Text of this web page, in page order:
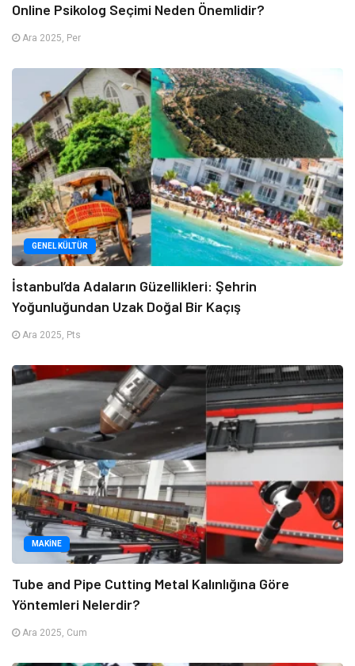
Online Psikolog Seçimi Neden Önemlidir?
Ara 2025, Per
GENEL KÜLTÜR
İstanbul’da Adaların Güzellikleri: Şehrin
Yoğunluğundan Uzak Doğal Bir Kaçış
Ara 2025, Pts
MAKINE
Tube and Pipe Cutting Metal Kalınlığına Göre
Yöntemleri Nelerdir?
Ara 2025, Cum